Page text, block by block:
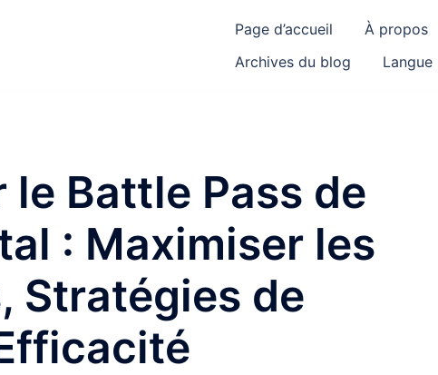
Page d’accueil À propos
Archives du blog
Langue
Battle Pass de
: Maximiser les
Stratégies de